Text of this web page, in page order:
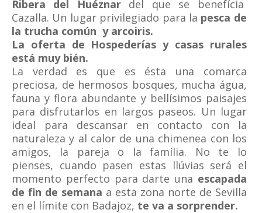
Ribera del Huéznardel que se benefícia
Cazalla. Un lugar privilegiado para la pesca de
la trucha común y arcoiris.
La oferta de Hospederías y casas rurales
está muy bién.
La verdad es que es ésta una comarca
preciosa, de hermosos bosques, mucha água,
fauna y flora abundante y bellísimos paisajes
para disfrutarlos en largos paseos. Un lugar
ideal para descansar en contacto con la
naturaleza y al calor de una chimenea con los
amigos, la pareja o la família. No te lo
pienses, cuando pasen estas llúvias será el
momento perfecto para darte una escapada
de fin de semana a esta zona norte de Sevilla
en el límite con Badajoz, te va a sorprender.